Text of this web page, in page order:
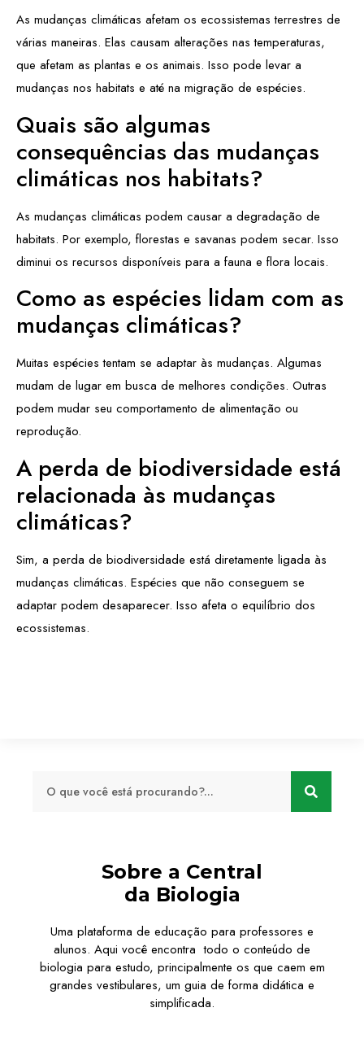
As mudanças climáticas afetam os ecossistemas terrestres de
várias maneiras. Elas causam alterações nas temperaturas,
que afetam as plantas e os animais. Isso pode levar a
mudanças nos habitats e até na migração de espécies.
Quais são algumas
consequências das mudanças
climáticas nos habitats?
As mudanças climáticas podem causar a degradação de
habitats. Por exemplo, florestas e savanas podem secar. Isso
diminui os recursos disponíveis para a fauna e flora locais.
Como as espécies lidam com as
mudanças climáticas?
Muitas espécies tentam se adaptar às mudanças. Algumas
mudam de lugar em busca de melhores condições. Outras
podem mudar seu comportamento de alimentação ou
reprodução.
A perda de biodiversidade está
relacionada às mudanças
climáticas?
Sim, a perda de biodiversidade está diretamente ligada às
mudanças climáticas. Espécies que não conseguem se
adaptar podem desaparecer. Isso afeta o equilíbrio dos
ecossistemas.
Sobre a Central
da Biologia
Uma plataforma de educação para professores e
alunos. Aqui você encontra todo o conteúdo de
biologia para estudo, principalmente os que caem em
grandes vestibulares, um guia de forma didática e
simplificada.